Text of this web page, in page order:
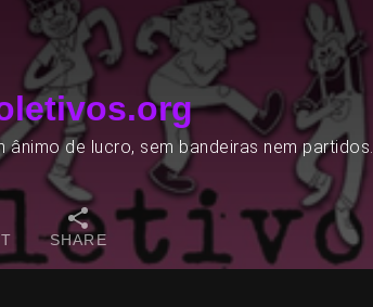
de lucro, sem bandeiras nem partidos.
SHARE